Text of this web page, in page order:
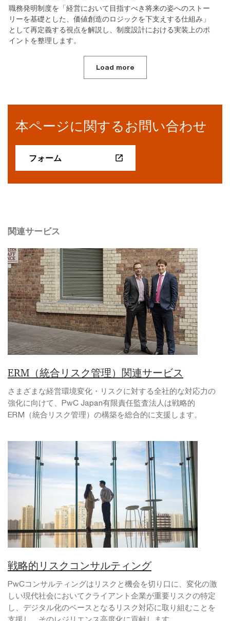
職務発明制度を「経営において目指すべき将来の姿へのストー
リーを基礎とした、価値創造のロジックを下支えする仕組み」
として再定義する視点を解説し、制度設計における実装上のポ
イントを整理します。
Load more
本ページに関するお問い合わせ
フォーム
関連サービス
ERM（統合リスク管理）関連サービス
さまざまな経営環境変化・リスクに対する全社的な対応力の
強化に向けて、PwC Japan有限責任監査法人は戦略的
ERM（統合リスク管理）の構築を総合的に支援します。
戦略的リスクコンサルティング
PwCコンサルティングはリスクと機会を切り口に、変化の激
しい現代社会においてクライアント企業が重要リスクの特定
し、デジタル化のベースとなるリスク対応に取り組むことを
支援し、そのレジリエンス高度化に貢献します。